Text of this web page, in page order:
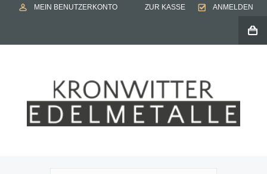
MEIN BENUTZERKONTO ZUR KASSE ANMELDEN